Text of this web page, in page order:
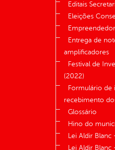
Editais
Eleições
Entrega de
amplificadores
Festival de
(2022)
Formulário de
recebimento
Glossário
Hino do
Lei Aldir Blanc
Lei Aldir Blanc